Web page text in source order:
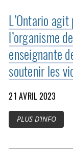
L’Ontario
l’organisme
enseignante
soutenir les
21 AVRIL 2023
PLUS D’INFO